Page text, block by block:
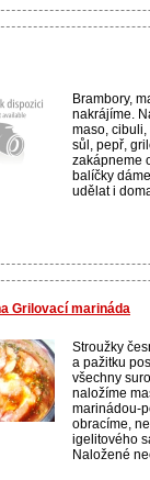
Brambory,
nakrájíme.
maso,
sůl, pepř,
zakápneme
balíčky
udělat i
Grilovací marináda
Stroužky
a pažitku
všechny
naložíme
marinádou-
obracíme,
igelitového
Naložené